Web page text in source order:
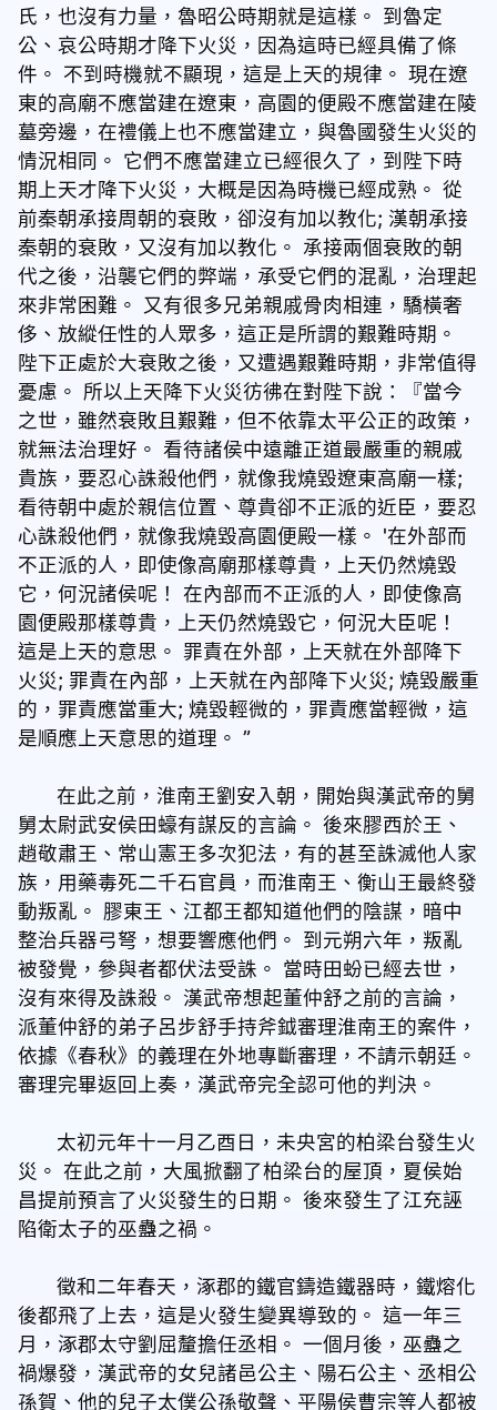
氏，也沒有力量，魯昭公時期就是這樣。 到魯定
公、哀公時期才降下火災，因為這時已經具備了條
件。 不到時機就不顯現，這是上天的規律。 現在遼
東的高廟不應當建在遼東，高園的便殿不應當建在陵
墓旁邊，在禮儀上也不應當建立，與魯國發生火災的
情況相同。 它們不應當建立已經很久了，到陛下時
期上天才降下火災，大概是因為時機已經成熟。 從
前秦朝承接周朝的衰敗，卻沒有加以教化; 漢朝承接
秦朝的衰敗，又沒有加以教化。 承接兩個衰敗的朝
代之後，沿襲它們的弊端，承受它們的混亂，治理起
來非常困難。 又有很多兄弟親戚骨肉相連，驕橫奢
侈、放縱任性的人眾多，這正是所謂的艱難時期。
陛下正處於大衰敗之後，又遭遇艱難時期，非常值得
憂慮。 所以上天降下火災彷彿在對陛下說：『當今
之世，雖然衰敗且艱難，但不依靠太平公正的政策，
就無法治理好。 看待諸侯中遠離正道最嚴重的親戚
貴族，要忍心誅殺他們，就像我燒毀遼東高廟一樣;
看待朝中處於親信位置、尊貴卻不正派的近臣，要忍
心誅殺他們，就像我燒毀高園便殿一樣。 '在外部而
不正派的人，即使像高廟那樣尊貴，上天仍然燒毀
它，何況諸侯呢！ 在內部而不正派的人，即使像高
園便殿那樣尊貴，上天仍然燒毀它，何況大臣呢！
這是上天的意思。 罪責在外部，上天就在外部降下
火災; 罪責在內部，上天就在內部降下火災; 燒毀嚴重
的，罪責應當重大; 燒毀輕微的，罪責應當輕微，這
是順應上天意思的道理。 ”
在此之前，淮南王劉安入朝，開始與漢武帝的舅
舅太尉武安侯田蠔有謀反的言論。 後來膠西於王、
趙敬肅王、常山憲王多次犯法，有的甚至誅滅他人家
族，用藥毒死二千石官員，而淮南王、衡山王最終發
動叛亂。 膠東王、江都王都知道他們的陰謀，暗中
整治兵器弓弩，想要響應他們。 到元朔六年，叛亂
被發覺，參與者都伏法受誅。 當時田蚡已經去世，
沒有來得及誅殺。 漢武帝想起董仲舒之前的言論，
派董仲舒的弟子呂步舒手持斧鉞審理淮南王的案件，
依據《春秋》的義理在外地專斷審理，不請示朝廷。
審理完畢返回上奏，漢武帝完全認可他的判決。
太初元年十一月乙酉日，未央宮的柏梁台發生火
災。 在此之前，大風掀翻了柏梁台的屋頂，夏侯始
昌提前預言了火災發生的日期。 後來發生了江充誣
陷衛太子的巫蠱之禍。
徵和二年春天，涿郡的鐵官鑄造鐵器時，鐵熔化
後都飛了上去，這是火發生變異導致的。 這一年三
月，涿郡太守劉屈釐擔任丞相。 一個月後，巫蠱之
禍爆發，漢武帝的女兒諸邑公主、陽石公主、丞相公
孫賀、他的兒子太僕公孫敬聲、平陽侯曹宗等人都被